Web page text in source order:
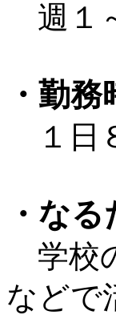
週１
・勤務
１日
・な
学校
などで